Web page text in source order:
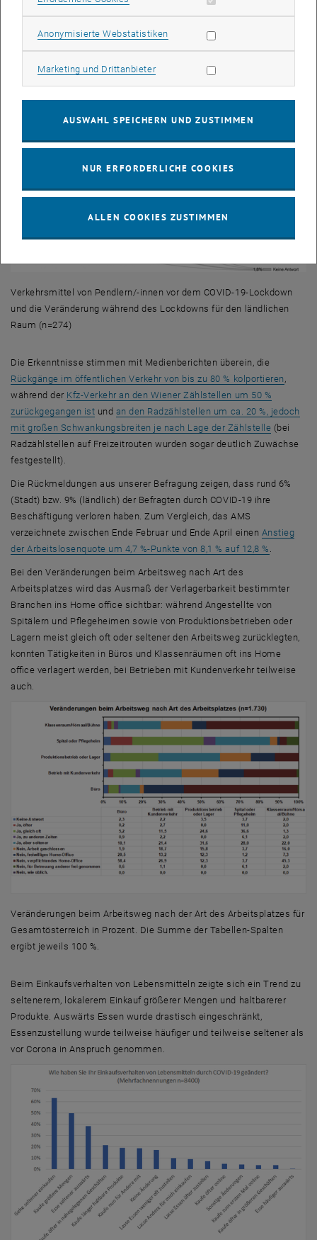
Verkehrsmittel von Pendlern/-innen vor dem COVID-19-Lockdown
und die Veränderung während des Lockdowns für den städtischen
Raum (n=2.220)
Verkehrsmittel von Pendlern/-innen vor dem COVID-19-Lockdown
und die Veränderung während des Lockdowns für den ländlichen
Raum (n=274)
Die Erkenntnisse stimmen mit Medienberichten überein, die
Rückgänge im öffentlichen Verkehr von bis zu 80 % kolportieren ,
während der Kfz-Verkehr an den Wiener Zählstellen um 50 %
zurückgegangen ist, öffnet eine externe URL in einem neuen Fenster
und an den Radzählstellen um ca. 20 %, jedoch
mit großen Schwankungsbreiten je nach Lage der Zählstelle, öffnet
(bei
Radzählstellen auf Freizeitrouten wurden sogar deutlich Zuwächse
festgestellt).
Die Rückmeldungen aus unserer Befragung zeigen, dass rund 6%
(Stadt) bzw. 9% (ländlich) der Befragten durch COVID-19 ihre
Beschäftigung verloren haben. Zum Vergleich, das AMS
verzeichnete zwischen Ende Februar und Ende April einen Anstieg
der Arbeitslosenquote um 4,7 %-Punkte von 8,1 % auf 12,8 % .
Bei den Veränderungen beim Arbeitsweg nach Art des
Arbeitsplatzes wird das Ausmaß der Verlagerbarkeit bestimmter
Branchen ins Home office sichtbar: während Angestellte von
Spitälern und Pflegeheimen sowie von Produktionsbetrieben oder
Lagern meist gleich oft oder seltener den Arbeitsweg zurücklegten,
konnten Tätigkeiten in Büros und Klassenräumen oft ins Home
office verlagert werden, bei Betrieben mit Kundenverkehr teilweise
auch.
Veränderungen beim Arbeitsweg nach der Art des Arbeitsplatzes für
Gesamtösterreich in Prozent. Die Summe der Tabellen-Spalten
ergibt jeweils 100 %.
Beim Einkaufsverhalten von Lebensmitteln zeigte sich ein Trend zu
seltenerem, lokalerem Einkauf größerer Mengen und haltbarerer
Produkte. Auswärts Essen wurde drastisch eingeschränkt,
Essenzustellung wurde teilweise häufiger und teilweise seltener als
vor Corona in Anspruch genommen.
Anonymisierte WebstatistikenStatistik Cookies zulassen
Marketing und DrittanbieterMarketing Cookies zulassen
AUSWAHL SPEICHERN UND ZUSTIMMEN
NUR ERFORDERLICHE COOKIES
ALLEN COOKIES ZUSTIMMEN